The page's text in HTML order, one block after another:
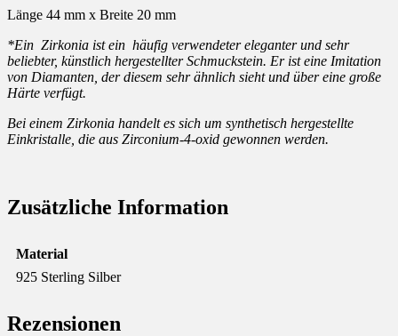
Länge 44 mm x Breite 20 mm
*Ein Zirkonia ist ein häufig verwendeter eleganter und sehr
beliebter, künstlich hergestellter Schmuckstein. Er ist eine Imitation
von Diamanten, der diesem sehr ähnlich sieht und über eine große
Härte verfügt.
Bei einem Zirkonia handelt es sich um synthetisch hergestellte
Einkristalle, die aus Zirconium-4-oxid gewonnen werden.
Zusätzliche Information
Material
925 Sterling Silber
Rezensionen